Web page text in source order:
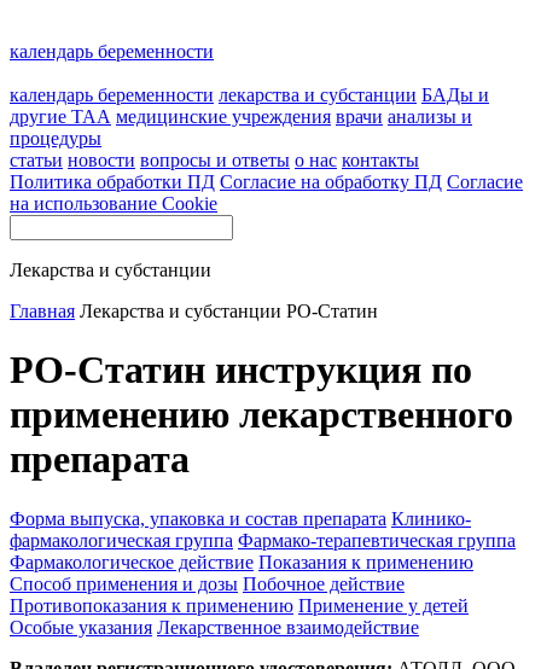
календарь беременности
календарь беременности лекарства и субстанции БАДы и
другие ТАА медицинские учреждения врачи анализы и
процедуры
статьи новости вопросы и ответы о нас контакты
Политика обработки ПД Согласие на обработку ПД Согласие
на использование Cookie
Лекарства и субстанции
Главная Лекарства и субстанции РО-Статин
РО-Статин инструкция по
применению лекарственного
препарата
Форма выпуска, упаковка и состав препарата Клинико-
фармакологическая группа Фармако-терапевтическая группа
Фармакологическое действие Показания к применению
Способ применения и дозы Побочное действие
Противопоказания к применению Применение у детей
Особые указания Лекарственное взаимодействие